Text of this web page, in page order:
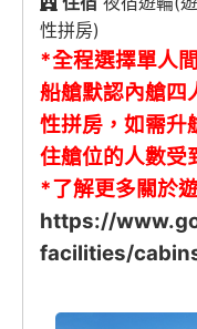
性拼房)
*全程選擇單人
船艙默認內艙四
性拼房，如需升
住艙位的人數受
*了解更多關於
https://
facilities/